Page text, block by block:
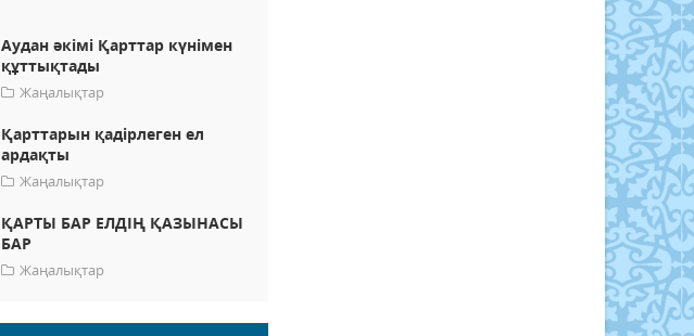
Аудан әкімі Қарттар күнімен
құттықтады
Жаңалықтар
Қарттарын қадірлеген ел
ардақты
Жаңалықтар
ҚАРТЫ БАР ЕЛДІҢ ҚАЗЫНАСЫ
БАР
Жаңалықтар